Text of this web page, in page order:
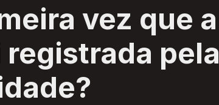
vez que a
pela